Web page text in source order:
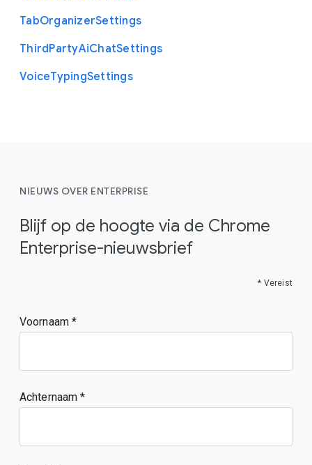
TabOrganizerSettings
ThirdPartyAiChatSettings
VoiceTypingSettings
NIEUWS OVER ENTERPRISE
Blijf op de hoogte via de Chrome
Enterprise-nieuwsbrief
* Vereist
Voornaam
Achternaam